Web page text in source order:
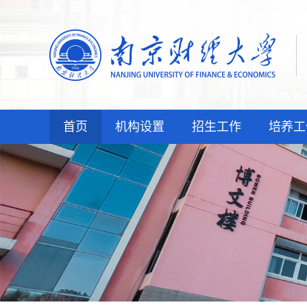
首页 机构设置 招生工作 培养